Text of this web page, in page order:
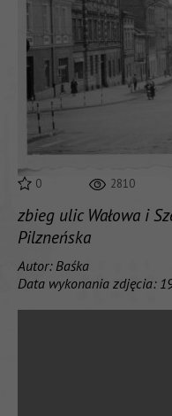
0 2810
zbieg ulic Wałowa i
Pilzneńska
Autor: Baśka
Data wykonania zdjęcia: